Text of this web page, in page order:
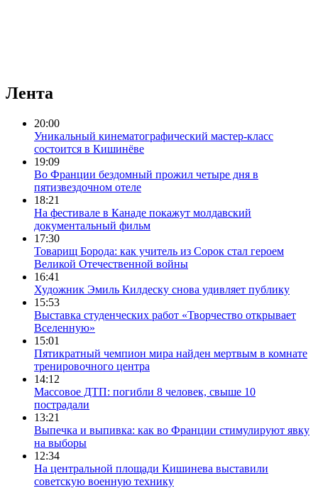
Лента
20:00
Уникальный кинематографический мастер-класс
состоится в Кишинёве
19:09
Во Франции бездомный прожил четыре дня в
пятизвездочном отеле
18:21
На фестивале в Канаде покажут молдавский
документальный фильм
17:30
Товарищ Борода: как учитель из Сорок стал героем
Великой Отечественной войны
16:41
Художник Эмиль Килдеску снова удивляет публику
15:53
Выставка студенческих работ «Творчество открывает
Вселенную»
15:01
Пятикратный чемпион мира найден мертвым в комнате
тренировочного центра
14:12
Массовое ДТП: погибли 8 человек, свыше 10
пострадали
13:21
Выпечка и выпивка: как во Франции стимулируют явку
на выборы
12:34
На центральной площади Кишинева выставили
советскую военную технику